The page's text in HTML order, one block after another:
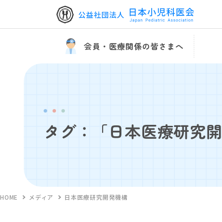
会員・医療関係の皆さまへ
タグ：「日本医療研究
HOME メディア 日本医療研究開発機構